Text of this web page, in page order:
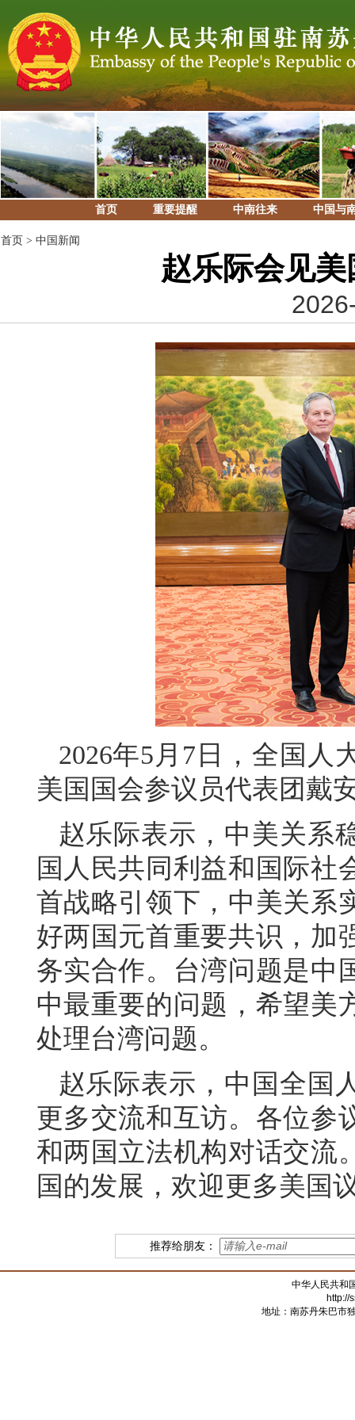
首页 重要提醒 中南往来 中国与
首页 > 中国新闻
赵乐际会见
2026年5月7日，全国人
美国国会参议员代表团戴
赵乐际表示，中美关系
国人民共同利益和国际社
首战略引领下，中美关系
好两国元首重要共识，加
务实合作。台湾问题是中
中最重要的问题，希望美
处理台湾问题。
赵乐际表示，中国全国
更多交流和互访。各位参
和两国立法机构对话交流
国的发展，欢迎更多美国
推荐给朋友：
中华人民共和
http://
地址：南苏丹朱巴市